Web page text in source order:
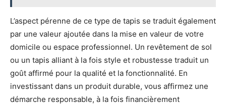
L’aspect pérenne de ce type de tapis se traduit également
par une valeur ajoutée dans la mise en valeur de votre
domicile ou espace professionnel. Un revêtement de sol
ou un tapis alliant à la fois style et robustesse traduit un
goût affirmé pour la qualité et la fonctionnalité. En
investissant dans un produit durable, vous affirmez une
démarche responsable, à la fois financièrement